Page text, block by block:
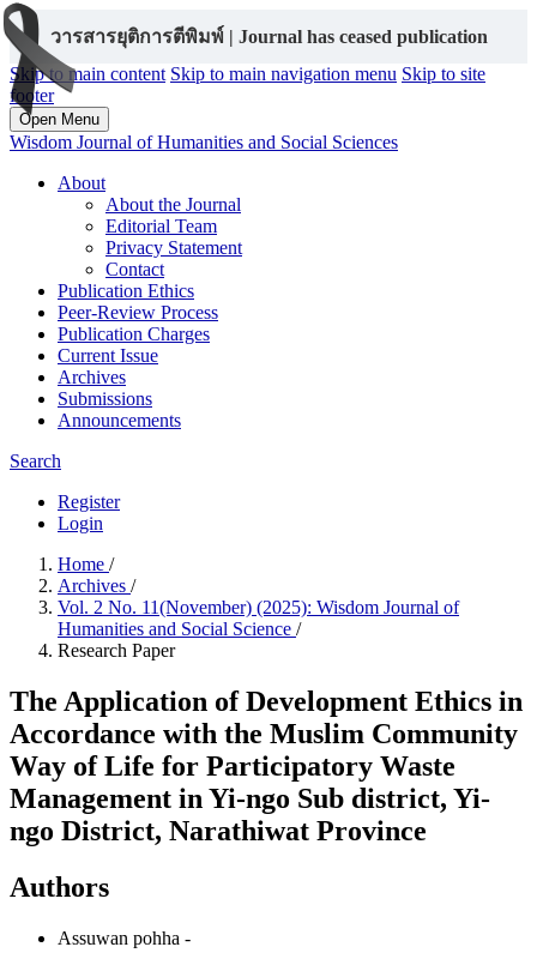
วารสารยุติการตีพิมพ์ | Journal has ceased publication
Skip to main content Skip to main navigation menu Skip to site
footer
Open Menu
Wisdom Journal of Humanities and Social Sciences
About
About the Journal
Editorial Team
Privacy Statement
Contact
Publication Ethics
Peer-Review Process
Publication Charges
Current Issue
Archives
Submissions
Announcements
Search
Register
Login
Home /
Archives /
Vol. 2 No. 11(November) (2025): Wisdom Journal of
Humanities and Social Science /
Research Paper
The Application of Development Ethics in
Accordance with the Muslim Community
Way of Life for Participatory Waste
Management in Yi-ngo Sub district, Yi-
ngo District, Narathiwat Province
Authors
Assuwan pohha -